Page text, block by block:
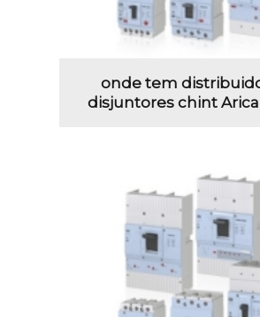
onde tem
disjuntores chint